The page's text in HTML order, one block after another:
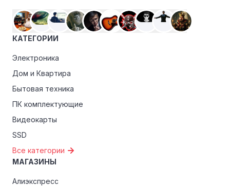
КАТЕГОРИИ
Электроника
Дом и Квартира
Бытовая техника
ПК комплектующие
Видеокарты
SSD
Все категории
МАГАЗИНЫ
Алиэкспресс